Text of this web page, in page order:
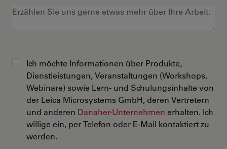
Ich möchte Informationen über Produkte,
Dienstleistungen, Veranstaltungen (Workshops,
Webinare) sowie Lern- und Schulungsinhalte von
der Leica Microsystems GmbH, deren Vertretern
und anderen Danaher-Unternehmen erhalten. Ich
willige ein, per Telefon oder E-Mail kontaktiert zu
werden.